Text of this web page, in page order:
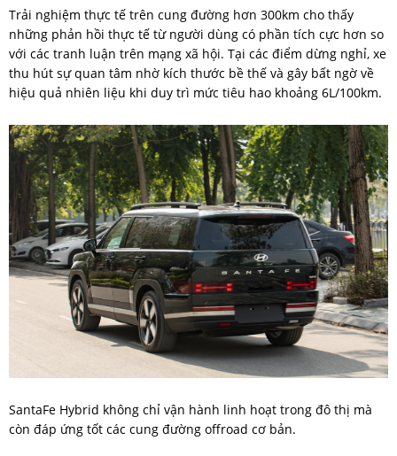
Trải nghiệm thực tế trên cung đường hơn 300km cho thấy
những phản hồi thực tế từ người dùng có phần tích cực hơn so
với các tranh luận trên mạng xã hội. Tại các điểm dừng nghỉ, xe
thu hút sự quan tâm nhờ kích thước bề thế và gây bất ngờ về
hiệu quả nhiên liệu khi duy trì mức tiêu hao khoảng 6L/100km.
SantaFe Hybrid không chỉ vận hành linh hoạt trong đô thị mà
còn đáp ứng tốt các cung đường offroad cơ bản.